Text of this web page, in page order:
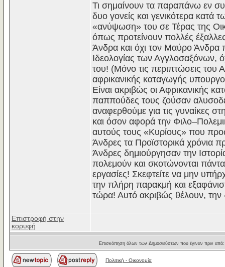
Τι σημαίνουν τα παραπάνω εν
δυο γονείς και γενικότερα κατά
«ανύψωση» του σε Τέρας της
όπως προτείνουν πολλές
Άνδρα και όχι τον Μαύρο Άνδρα
Ιδεολογίας των Αγγλοσαξόνων,
του! (Μόνο τις περιπτώσεις
αφρικανικής καταγωγής
Είναι ακριβώς οι Αφρικανικής
παππούδες τους ζούσαν
αναφερθούμε για τις γυναίκες
και όσον αφορά την
αυτούς τους «Κυρίους» που
Άνδρες τα Προϊστορικά χρόνια
Άνδρες δημιούργησαν την
πολεμούν και σκοτώνονται
εργασίες! Σκεφτείτε να μην
την πλήρη παρακμή και
τώρα! Αυτό ακριβώς θέλουν,
Επιστροφή στην
κορυφή
Επισκόπηση όλων των Δημοσιεύσεων που έγιναν πριν
Πολιτική - Oικονομία